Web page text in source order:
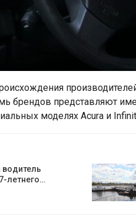
брендов представляют
моделях Acura и
водитель
летнего…